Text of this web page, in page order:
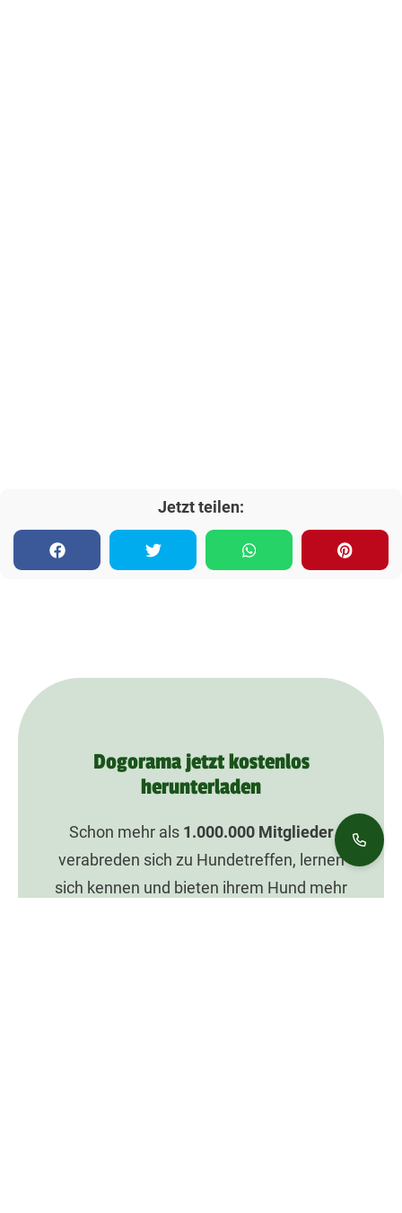
Jetzt teilen:
Dogorama jetzt kostenlos
herunterladen
Schon mehr als 1.000.000Mitglieder
verabreden sich zu Hundetreffen, lernen
sich kennen und bieten ihrem Hund mehr